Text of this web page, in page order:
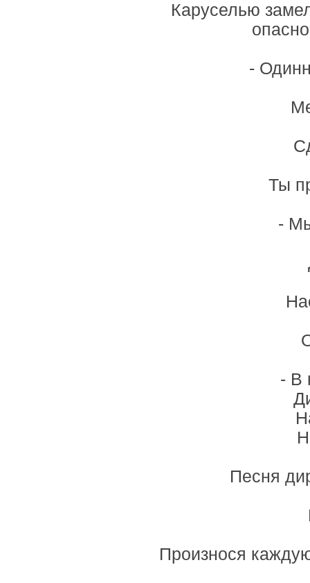
Каруселью
-
Ты
-
- В
Песня
Произнося